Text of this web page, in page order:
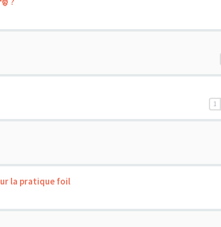
1
la pratique foil